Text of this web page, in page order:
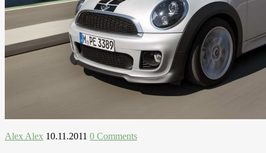
Alex Alex 10.11.2011 0 Comments